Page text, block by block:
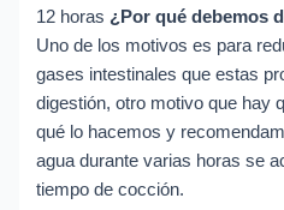
12 horas ¿Por qué debemos
Uno de los motivos es para
gases intestinales que estas
digestión, otro motivo que hay
qué lo hacemos y
agua durante varias horas se
tiempo de cocción.